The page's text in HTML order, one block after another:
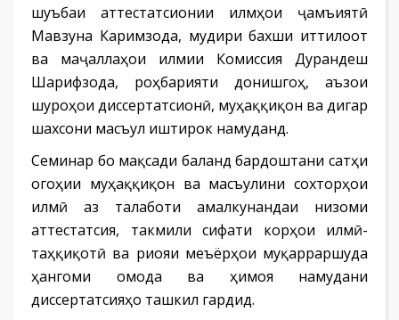
шуъбаи аттестатсионии илмҳои ҷамъиятӣ
Мавзуна Каримзода, мудири бахши иттилоот
ва маҷаллаҳои илмии Комиссия Дурандеш
Шарифзода, роҳбарияти донишгоҳ, аъзои
шуроҳои диссертатсионӣ, муҳаққиқон ва дигар
шахсони масъул иштирок намуданд.
Семинар бо мақсади баланд бардоштани сатҳи
огоҳии муҳаққиқон ва масъулини сохторҳои
илмӣ аз талаботи амалкунандаи низоми
аттестатсия, такмили сифати корҳои илмӣ-
таҳқиқотӣ ва риояи меъёрҳои муқарраршуда
ҳангоми омода ва ҳимоя намудани
диссертатсияҳо ташкил гардид.